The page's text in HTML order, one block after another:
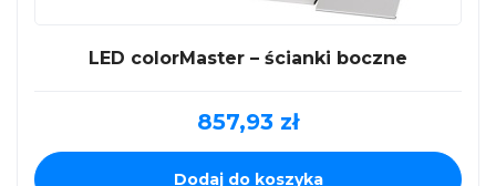
LED colorMaster – ścianki boczne
857,93 zł
Dodaj do koszyka